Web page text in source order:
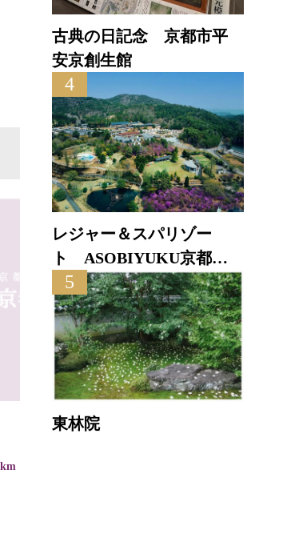
古典の日記念 京都市平
安京創生館
4
レジャー＆スパリゾー
ト ASOBIYUKU京都る
り渓温泉
5
東林院